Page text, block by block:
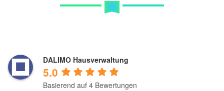
DALIMO Hausverwaltung
5.0
Basierend auf 4 Bewertungen